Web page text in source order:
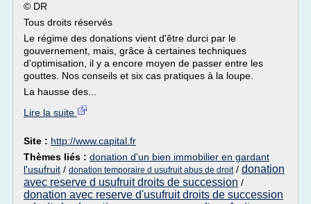
© DR
Tous droits réservés
Le régime des donations vient d'être durci par le
gouvernement, mais, grâce à certaines techniques
d'optimisation, il y a encore moyen de passer entre les
gouttes. Nos conseils et six cas pratiques à la loupe.
La hausse des...
Lire la suite
Site : http://www.capital.fr
Thèmes liés : donation d'un bien immobilier en gardant
l'usufruit / donation temporaire d usufruit abus de droit/ donation
avec reserve d usufruit droits de succession /
donation avec reserve d'usufruit droits de succession